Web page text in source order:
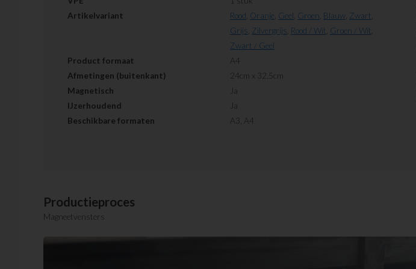
Artikelvariant
Rood Oranje Geel Groen Blauw Zwart
Grijs Zilvergrijs Rood / Wit Groen / Wit
Zwart / Geel
Product formaat
A4
Afmetingen (buitenkant)
24cm x 32,5cm
Magnetisch
Ja
IJzerhoudend
Ja
Beschikbare formaten
A3, A4
Productieproces
Magneetvensters